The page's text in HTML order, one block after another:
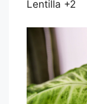
Lentilla +2